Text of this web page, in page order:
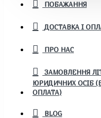
ПОБАЖАННЯ
ДОСТАВКА І
ПРО НАС
ЗАМОВЛЕННЯ
ЮРИДИЧНИХ ОСІБ
ОПЛАТА)
BLOG